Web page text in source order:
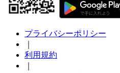
プライバシーポリシー
利用規約